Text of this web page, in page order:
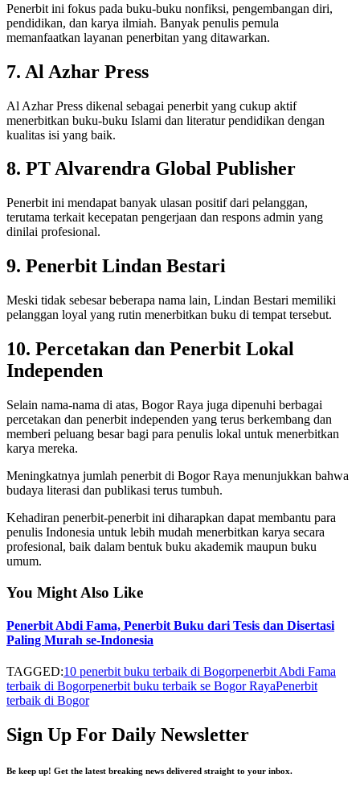
Penerbit ini fokus pada buku-buku nonfiksi, pengembangan diri,
pendidikan, dan karya ilmiah. Banyak penulis pemula
memanfaatkan layanan penerbitan yang ditawarkan.
7. Al Azhar Press
Al Azhar Press dikenal sebagai penerbit yang cukup aktif
menerbitkan buku-buku Islami dan literatur pendidikan dengan
kualitas isi yang baik.
8. PT Alvarendra Global Publisher
Penerbit ini mendapat banyak ulasan positif dari pelanggan,
terutama terkait kecepatan pengerjaan dan respons admin yang
dinilai profesional.
9. Penerbit Lindan Bestari
Meski tidak sebesar beberapa nama lain, Lindan Bestari memiliki
pelanggan loyal yang rutin menerbitkan buku di tempat tersebut.
10. Percetakan dan Penerbit Lokal
Independen
Selain nama-nama di atas, Bogor Raya juga dipenuhi berbagai
percetakan dan penerbit independen yang terus berkembang dan
memberi peluang besar bagi para penulis lokal untuk menerbitkan
karya mereka.
Meningkatnya jumlah penerbit di Bogor Raya menunjukkan bahwa
budaya literasi dan publikasi terus tumbuh.
Kehadiran penerbit-penerbit ini diharapkan dapat membantu para
penulis Indonesia untuk lebih mudah menerbitkan karya secara
profesional, baik dalam bentuk buku akademik maupun buku
umum.
You Might Also Like
Penerbit Abdi Fama, Penerbit Buku dari Tesis dan Disertasi
Paling Murah se-Indonesia
TAGGED:10 penerbit buku terbaik di Bogorpenerbit Abdi Fama
terbaik di Bogorpenerbit buku terbaik se Bogor RayaPenerbit
terbaik di Bogor
Sign Up For Daily Newsletter
Be keep up! Get the latest breaking news delivered straight to your inbox.